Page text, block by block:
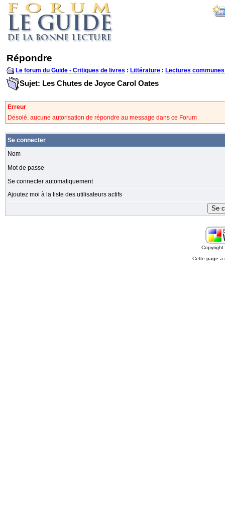
Répondre
Le forum du Guide - Critiques de livres : Littérature : Lectures
Sujet: Les Chutes de Joyce Carol Oates
Erreur
Désolé, aucune autorisation de répondre au message dans ce Forum
Se connecter
Nom
Mot de passe
Se connecter automatiquement
Ajoutez moi à la liste des utilisateurs actifs
Cette page a